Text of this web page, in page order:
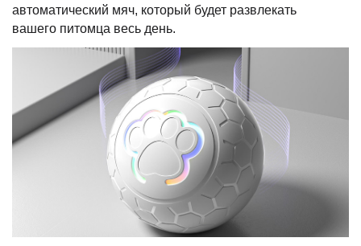
автоматический мяч, который будет развлекать
вашего питомца весь день.